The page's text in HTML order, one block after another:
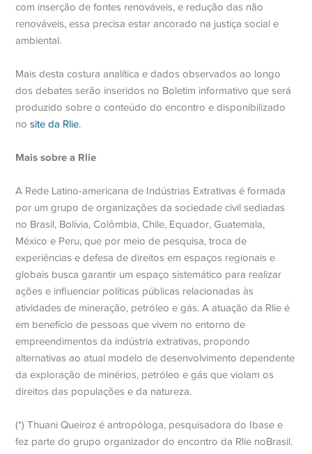
com inserção de fontes renováveis, e redução das não
renováveis, essa precisa estar ancorado na justiça social e
ambiental.
Mais desta costura analítica e dados observados ao longo
dos debates serão inseridos no Boletim informativo que será
produzido sobre o conteúdo do encontro e disponibilizado
no site da Rlie.
Mais sobre a Rlie
A Rede Latino-americana de Indústrias Extrativas é formada
por um grupo de organizações da sociedade civil sediadas
no Brasil, Bolívia, Colômbia, Chile, Equador, Guatemala,
México e Peru, que por meio de pesquisa, troca de
experiências e defesa de direitos em espaços regionais e
globais busca garantir um espaço sistemático para realizar
ações e influenciar políticas públicas relacionadas às
atividades de mineração, petróleo e gás. A atuação da Rlie é
em benefício de pessoas que vivem no entorno de
empreendimentos da indústria extrativas, propondo
alternativas ao atual modelo de desenvolvimento dependente
da exploração de minérios, petróleo e gás que violam os
direitos das populações e da natureza.
(*) Thuani Queiroz é antropóloga, pesquisadora do Ibase e
fez parte do grupo organizador do encontro da Rlie noBrasil.